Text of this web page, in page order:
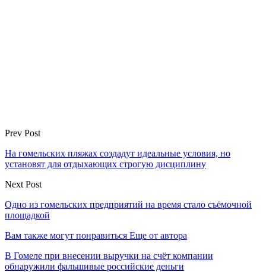
Prev Post
На гомельских пляжах создадут идеальные условия, но
установят для отдыхающих строгую дисциплину
Next Post
Одно из гомельских предприятий на время стало съёмочной
площадкой
Вам также могут понравиться Еще от автора
В Гомеле при внесении выручки на счёт компании
обнаружили фальшивые российские деньги